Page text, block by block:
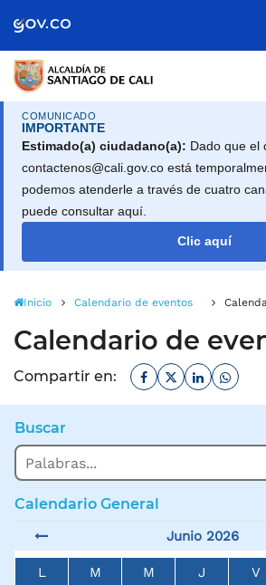
de
COMUNICADO
IMPORTANTE
Estimado(a) ciudadano(a): Dado que el
contactenos@cali.gov.co está
podemos atenderle a través de cuatro
puede consultar aquí.
Clic aquí
Inicio Calendario de eventos
Calendario de
Compartir en: Facebook
TwitterLinkedin
Buscar
Buscar
Calendario General
Junio 2026
L M M J V